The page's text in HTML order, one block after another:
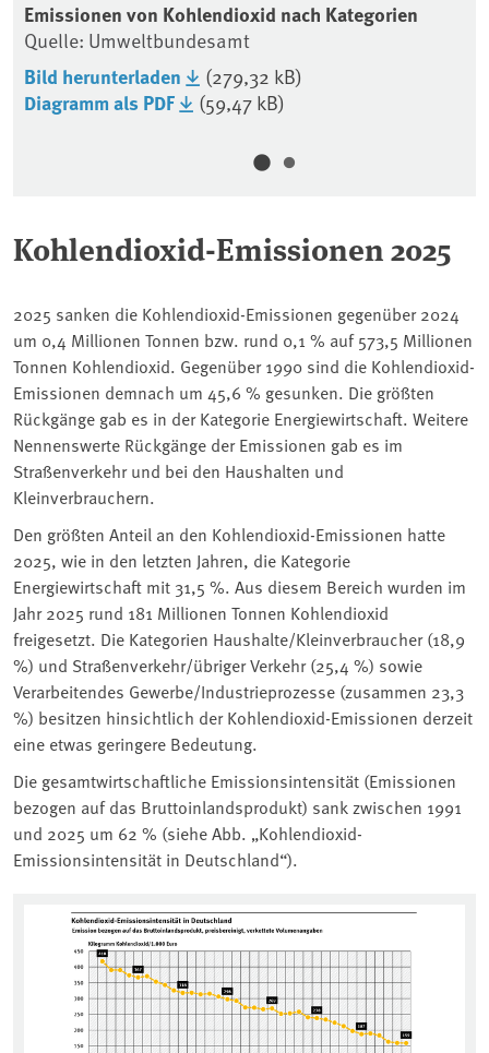
Emissionen von Kohlendioxid nach Kategorien
Quelle: Umweltbundesamt
Bild herunterladen (279,32 kB)
Diagramm als PDF (59,47 kB)
Kohlendioxid-Emissionen 2025
2025 sanken die Kohlendioxid-Emissionen gegenüber 2024
um 0,4 Millionen Tonnen bzw. rund 0,1 % auf 573,5 Millionen
Tonnen Kohlendioxid. Gegenüber 1990 sind die Kohlendioxid-
Emissionen demnach um 45,6 % gesunken. Die größten
Rückgänge gab es in der Kategorie Energiewirtschaft. Weitere
Nennenswerte Rückgänge der Emissionen gab es im
Straßenverkehr und bei den Haushalten und
Kleinverbrauchern.
Den größten Anteil an den Kohlendioxid-Emissionen hatte
2025, wie in den letzten Jahren, die Kategorie
Energiewirtschaft mit 31,5 %. Aus diesem Bereich wurden im
Jahr 2025 rund 181 Millionen Tonnen Kohlendioxid
freigesetzt. Die Kategorien Haushalte/Kleinverbraucher (18,9
%) und Straßenverkehr/übriger Verkehr (25,4 %) sowie
Verarbeitendes Gewerbe/Industrieprozesse (zusammen 23,3
%) besitzen hinsichtlich der Kohlendioxid-Emissionen derzeit
eine etwas geringere Bedeutung.
Die gesamtwirtschaftliche Emissionsintensität (Emissionen
bezogen auf das Bruttoinlandsprodukt) sank zwischen 1991
und 2025 um 62 % (siehe Abb. „Kohlendioxid-
Emissionsintensität in Deutschland“).